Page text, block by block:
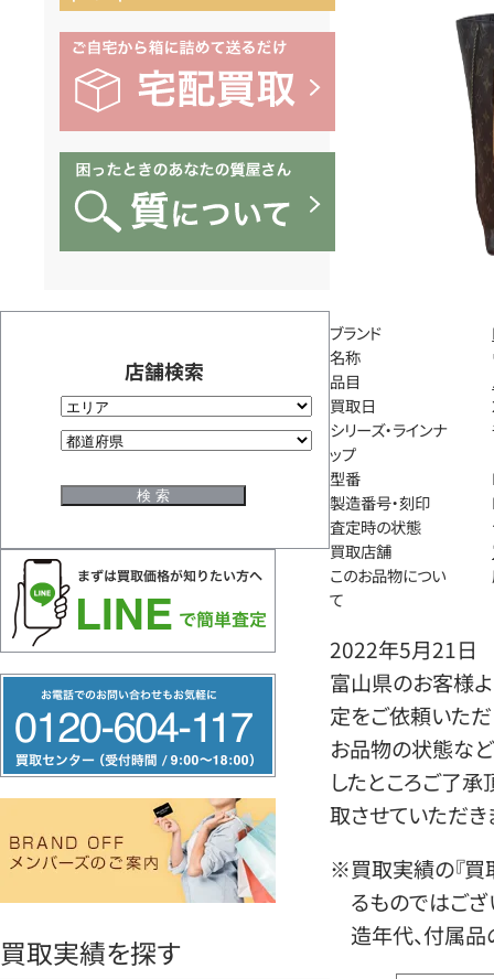
店舗検索
リ
ー
ヤ
買取実績を探す
ブランド
名称
品目
買取日
シリーズ・ラインナ
ップ
型番
製造番号・刻印
査定時の状態
買取店舗
このお品物につい
て
2022年5月21日
富山県のお客様よ
定をご依頼いただ
お品物の状態など
したところご了
取させていただき
※買取実績の『買
るものではござ
造年代、付属品